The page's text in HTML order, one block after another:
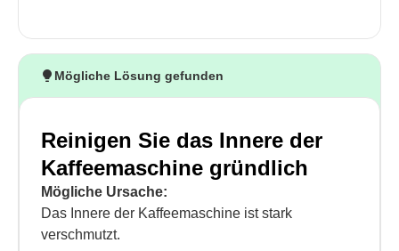
Mögliche Lösung gefunden
Reinigen Sie das Innere der
Kaffeemaschine gründlich
Mögliche Ursache:
Das Innere der Kaffeemaschine ist stark
verschmutzt.